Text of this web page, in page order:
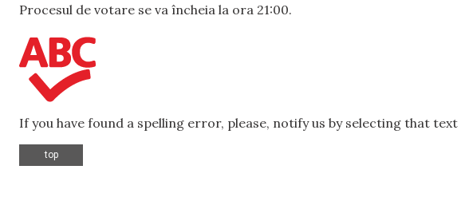
Procesul de votare se va încheia la ora 21:00.
If you have found a spelling error, please, notify us by selecting that
top